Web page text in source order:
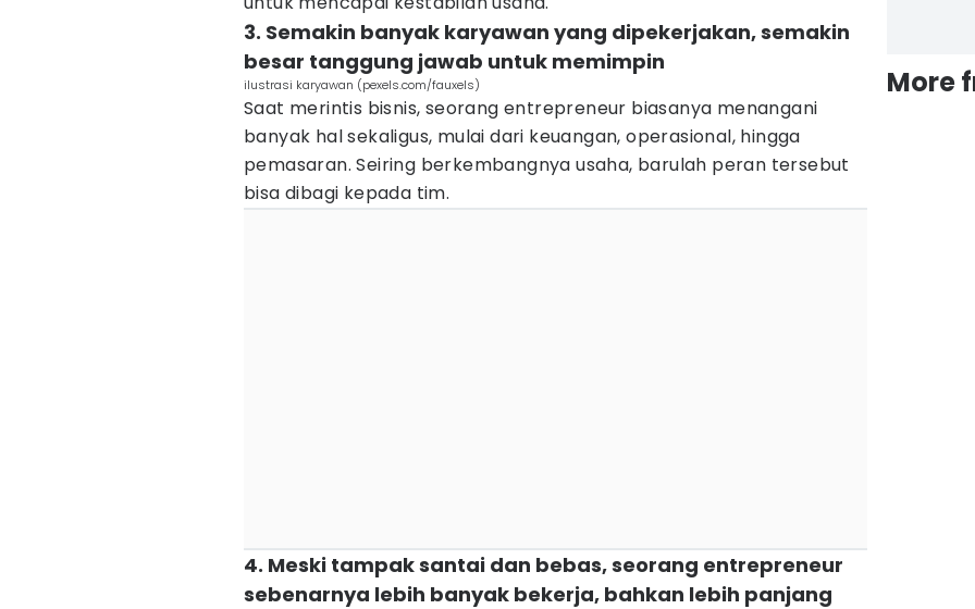
3. Semakin banyak karyawan yang dipekerjakan, semakin
besar tanggung jawab untuk memimpin
ilustrasi karyawan (pexels.com/fauxels)
Saat merintis bisnis, seorang entrepreneur biasanya menangani
banyak hal sekaligus, mulai dari keuangan, operasional, hingga
pemasaran. Seiring berkembangnya usaha, barulah peran tersebut
bisa dibagi kepada tim.
4. Meski tampak santai dan bebas, seorang entrepreneur
sebenarnya lebih banyak bekerja, bahkan lebih panjang
More